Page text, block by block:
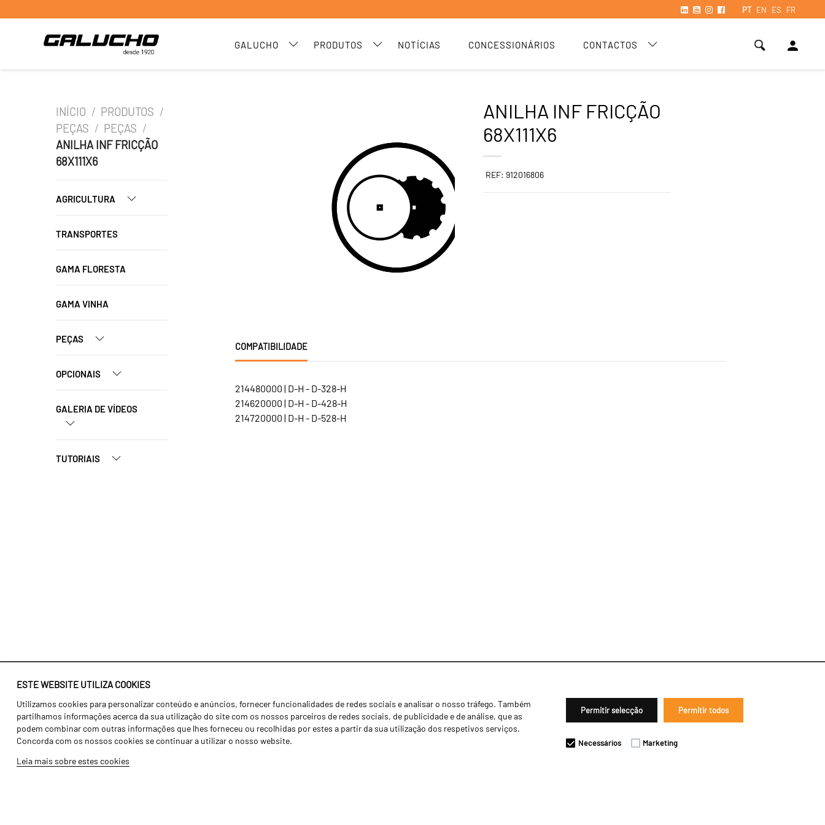
PT EN ES FR
GALUCHO PRODUTOS NOTÍCIAS CONCESSIONÁRIOS CONTACTOS person
ESTE WEBSITE UTILIZA COOKIES
Utilizamos cookies para personalizar conteúdo e anúncios, fornecer funcionalidades de redes sociais e analisar o nosso tráfego. Também
partilhamos informações acerca da sua utilização do site com os nossos parceiros de redes sociais, de publicidade e de análise, que as
podem combinar com outras informações que lhes forneceu ou recolhidas por estes a partir da sua utilização dos respetivos serviços.
Concorda com os nossos cookies se continuar a utilizar o nosso website.
Leia mais sobre estes cookies
Permitir selecção Permitir todos
Necessários Marketing
INÍCIO / PRODUTOS /
PEÇAS / PEÇAS /
ANILHA INF FRICÇÃO
68X111X6
AGRICULTURA
TRANSPORTES
GAMA FLORESTA
GAMA VINHA
PEÇAS
OPCIONAIS
GALERIA DE VÍDEOS
TUTORIAIS
ANILHA INF FRICÇÃO
68X111X6
REF: 912016806
COMPATIBILIDADE
214480000 | D-H - D-328-H
214620000 | D-H - D-428-H
214720000 | D-H - D-528-H
Identidade
História
Fábrica / Produção
Recursos Humanos
Agricultura
Transportes
Gama Floresta
Notícias
Concessionários